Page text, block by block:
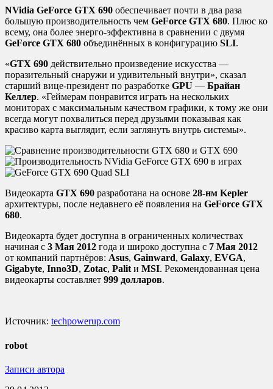
NVidia GeForce GTX 690 обеспечивает почти в два раза
большую производительность чем GeForce GTX 680. Плюс ко
всему, она более энерго-эффективна в сравнении с двумя
GeForce GTX 680 объединённых в конфигурацию SLI.
«GTX 690 действительно произведение искусства —
поразительный снаружи и удивительный внутри», сказал
старший вице-президент по разработке GPU — Брайан
Келлер. «Геймерам понравится играть на нескольких
мониторах с максимальным качеством графики, к тому же они
всегда могут похвалиться перед друзьями показывая как
красиво карта выглядит, если заглянуть внутрь системы».
Видеокарта GTX 690 разработана на основе 28-нм Kepler
архитектуры, после недавнего её появления на GeForce GTX
680.
Видеокарта будет доступна в ограниченных количествах
начиная с 3 Мая 2012 года и широко доступна с 7 Мая 2012
от компаний партнёров: Asus, Gainward, Galaxy, EVGA,
Gigabyte, Inno3D, Zotac, Palitи MSI. Рекомендованная цена
видеокарты составляет 999 долларов.
Источник: techpowerup.com
robot
Записи автора